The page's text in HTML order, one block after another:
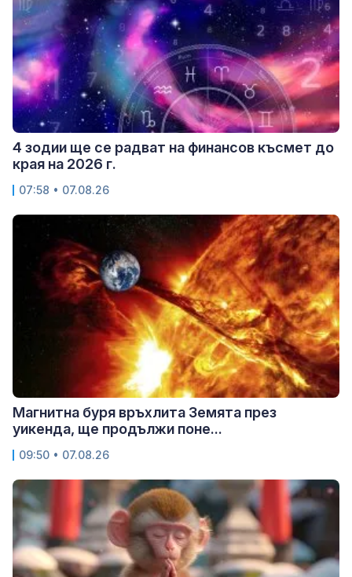
4 зодии ще се радват на финансов късмет до
края на 2026 г.
07:58 • 07.08.26
Магнитна буря връхлита Земята през
уикенда, ще продължи поне...
09:50 • 07.08.26